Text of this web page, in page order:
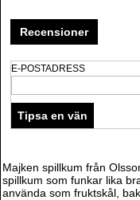
Recensioner
E-POSTADRESS
Majken spillkum från
spillkum som funkar lika
använda som fruktskål,